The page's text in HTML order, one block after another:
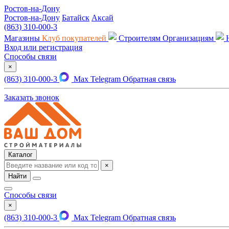
Ростов-на-Дону
Ростов-на-Дону Батайск Аксай
(863) 310-000-3
Магазины Клуб покупателей Строителям Организациям
Вход или регистрация
Способы связи
×
(863) 310-000-3 Max Telegram Обратная связь
Заказать звонок
Каталог
×
Найти
Способы связи
×
(863) 310-000-3 Max Telegram Обратная связь